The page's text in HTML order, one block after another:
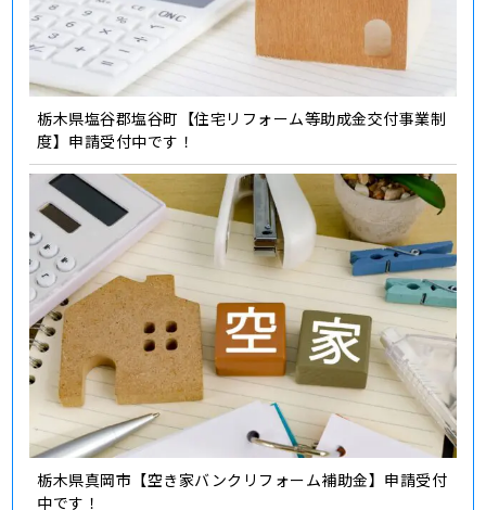
栃木県塩谷郡塩谷町【住宅リフォーム等助成金交付事業制
度】申請受付中です！
栃木県真岡市【空き家バンクリフォーム補助金】申請受付
中です！